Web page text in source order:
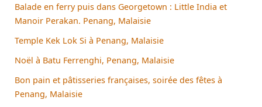
Balade en ferry puis dans Georgetown : Little India et
Manoir Perakan. Penang, Malaisie
Temple Kek Lok Si à Penang, Malaisie
Noël à Batu Ferrenghi, Penang, Malaisie
Bon pain et pâtisseries françaises, soirée des fêtes à
Penang, Malaisie